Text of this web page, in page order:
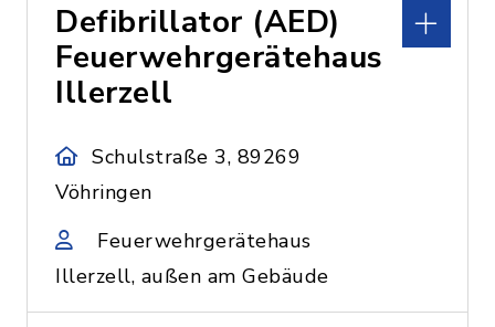
Defibrillator (AED)
Feuerwehrgerätehaus
Illerzell
Schulstraße 3, 89269
Vöhringen
Feuerwehrgerätehaus
Illerzell, außen am Gebäude